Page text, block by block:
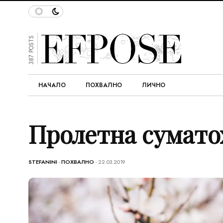
387 POSTS
НАЧАЛО ПОХВАЛНО ЛИЧНО
Пролетна
STEFANINI-ПОХВАЛНО - 22.03.2019